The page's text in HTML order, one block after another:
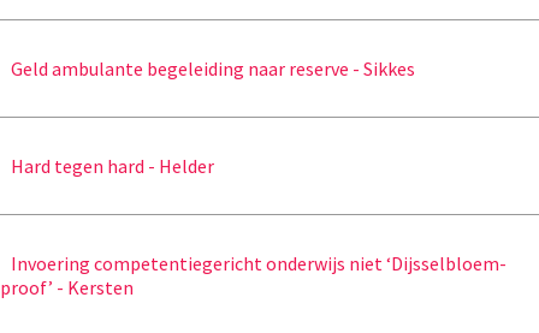
Geld ambulante begeleiding naar reserve - Sikkes
Hard tegen hard - Helder
Invoering competentiegericht onderwijs niet ‘Dijsselbloem-
proof’ - Kersten